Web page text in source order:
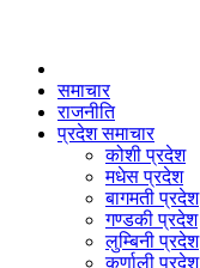
समाचार
राजनीति
प्रदेश समाचार
कोशी प्रदेश
मधेस प्रदेश
बागमती प्रदेश
गण्डकी प्रदेश
लुम्बिनी प्रदेश
कर्णाली प्रदेश